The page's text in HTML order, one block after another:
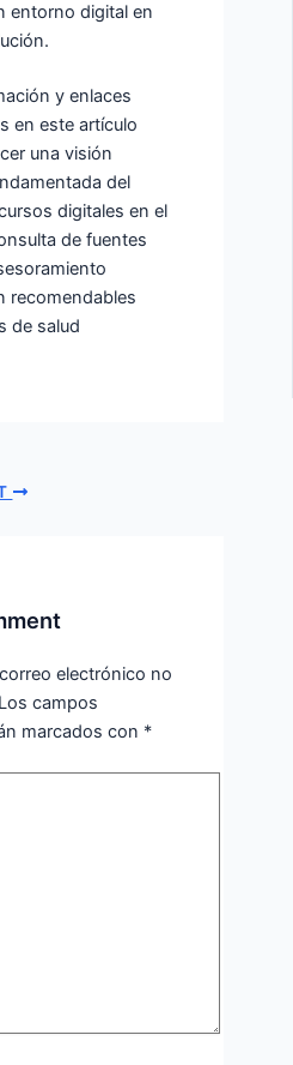
entorno digital en
y enlaces
en este artículo
una visión
del
digitales en el
de fuentes
recomendables
de salud
electrónico no
Los campos
marcados con *